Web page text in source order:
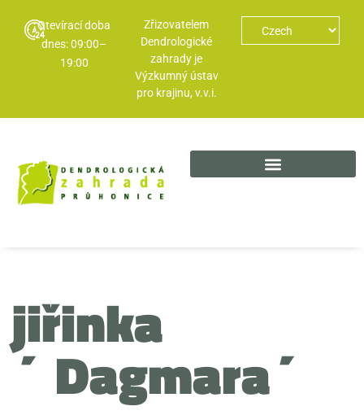
Otevírací doba
dnes: 09:00–
19:00
Zřizovatelem
Dendrologické
zahrady je
Výzkumný ústav
pro krajinu, v.v.i.
jiřinka
´Dagmara´